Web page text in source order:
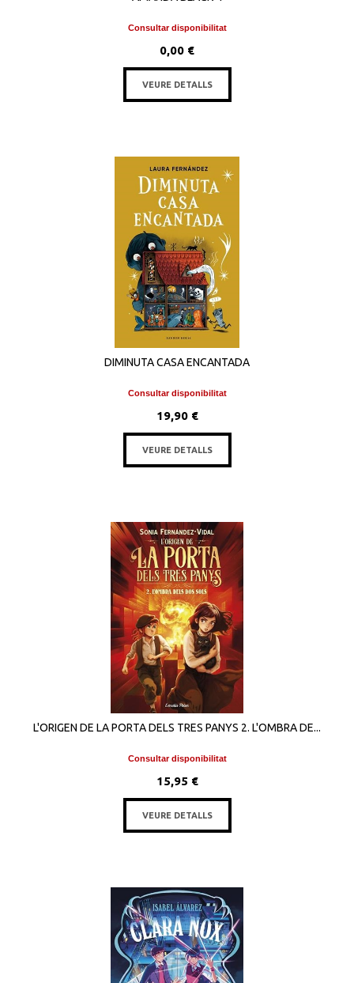
Consultar disponibilitat
0,00 €
VEURE DETALLS
DIMINUTA CASA ENCANTADA
Consultar disponibilitat
19,90 €
VEURE DETALLS
L'ORIGEN DE LA PORTA DELS TRES PANYS 2. L'OMBRA DE...
Consultar disponibilitat
15,95 €
VEURE DETALLS